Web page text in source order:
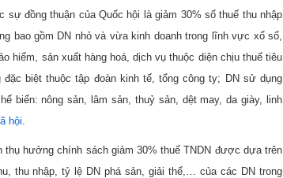
sự đồng thuận của Quốc hội là giảm 30% số thuế thu nhập
bao gồm DN nhỏ và vừa kinh doanh trong lĩnh vực xổ số,
hiểm, sản xuất hàng hoá, dịch vụ thuộc diện chịu thuế tiêu
biệt thuộc tập đoàn kinh tế, tổng công ty; DN sử dụng
biến: nông sản, lâm sản, thuỷ sản, dệt may, da giày, linh
hội.
thụ hưởng chính sách giảm 30% thuế TNDN được dựa trên
thu nhập, tỷ lệ DN phá sản, giải thể,… của các DN trong